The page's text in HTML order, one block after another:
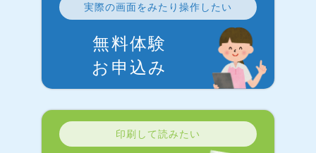
実際の画面をみたり操作したい
無料体験
お申込み
印刷して読みたい